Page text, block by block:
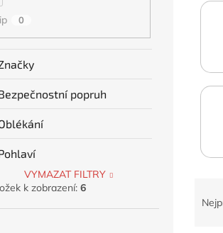
0
popruh
VYMAZAT FILTRY
k zobrazení: 6